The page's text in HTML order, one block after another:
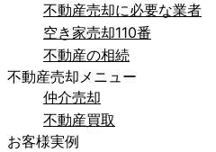
不動産売却に必要な業者
空き家売却110番
不動産の相続
不動産売却メニュー
仲介売却
不動産買取
お客様実例